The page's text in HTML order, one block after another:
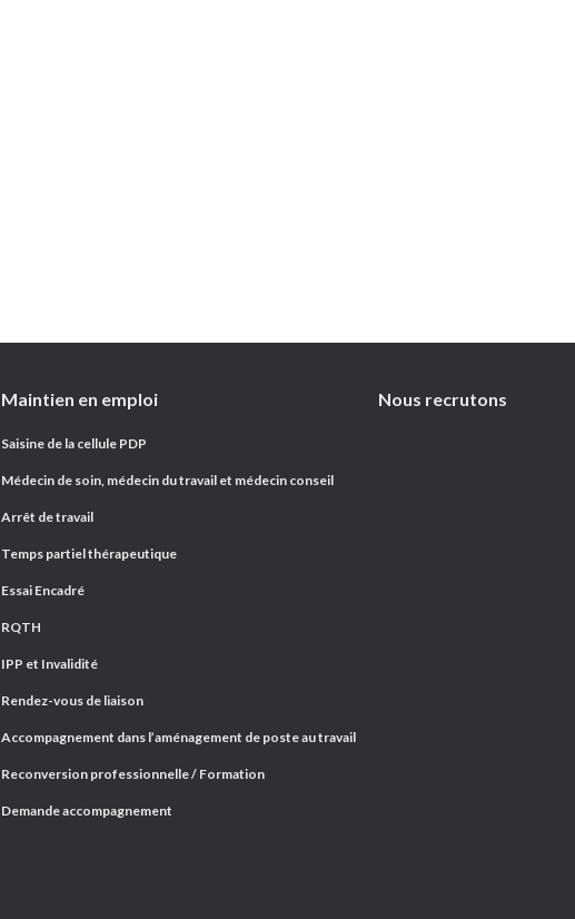
Maintien en emploi
Saisine de la cellule PDP
Médecin de soin, médecin du travail et médecin conseil
Arrêt de travail
Temps partiel thérapeutique
Essai Encadré
RQTH
IPP et Invalidité
Rendez-vous de liaison
Accompagnement dans l’aménagement de poste au travail
Reconversion professionnelle / Formation
Demande accompagnement
Nous recrutons